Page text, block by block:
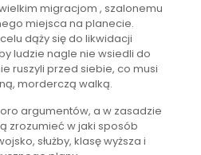
migracjom , szalonemu
miejsca na planecie.
dąży się do likwidacji
ludzie nagle nie wsiedli do
ruszyli przed siebie, co musi
morderczą walką.
argumentów, a w zasadzie
zrozumieć w jaki sposób
służby, klasę wyższa i